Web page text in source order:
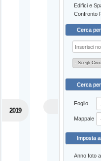
2019
Edifici e
Confronto
Cerca
- Scegli
Cerca
Foglio
Mappale
Imposta
Anno foto